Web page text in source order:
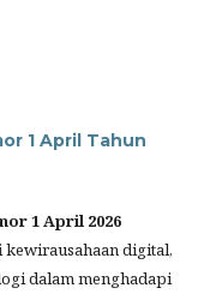
1 April Tahun
1 April 2026
digital,
dalam menghadapi